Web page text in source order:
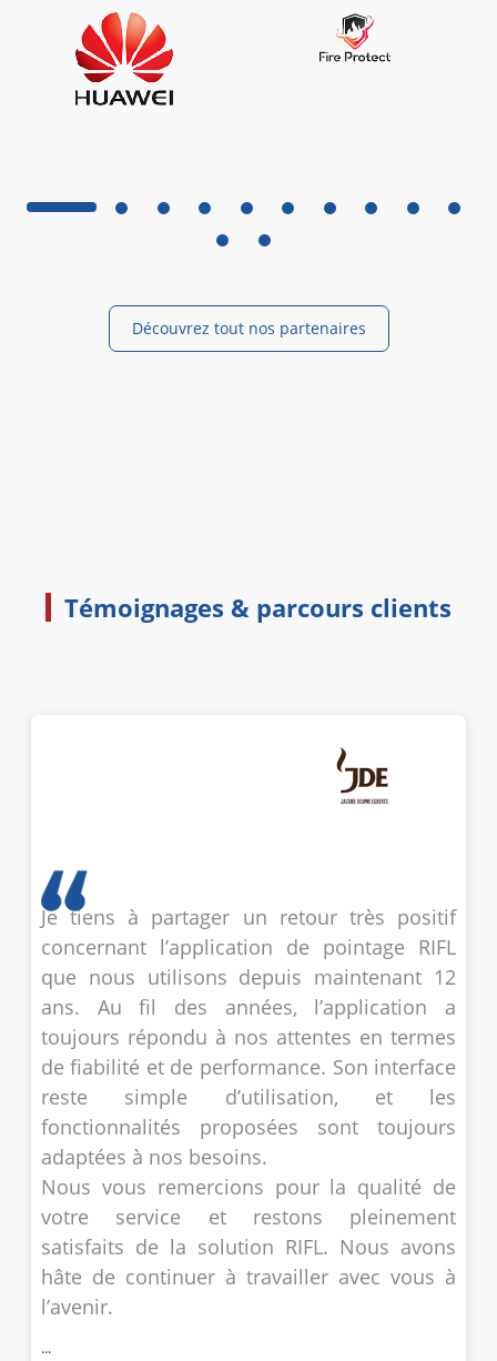
Découvrez tout nos partenaires
Témoignages & parcours clients
Je tiens à partager un retour très positif
concernant l’application de pointage RIFL
que nous utilisons depuis maintenant 12
ans. Au fil des années, l’application a
toujours répondu à nos attentes en termes
de fiabilité et de performance. Son interface
reste simple d’utilisation, et les
fonctionnalités proposées sont toujours
adaptées à nos besoins.
Nous vous remercions pour la qualité de
votre service et restons pleinement
satisfaits de la solution RIFL. Nous avons
hâte de continuer à travailler avec vous à
l’avenir.
...